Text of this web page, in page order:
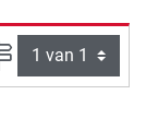
Pagina